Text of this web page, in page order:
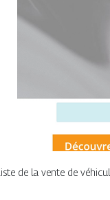
de la vente de